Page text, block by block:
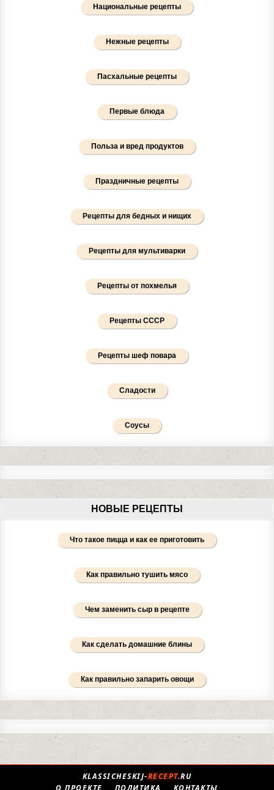
Национальные рецепты
Нежные рецепты
Пасхальные рецепты
Первые блюда
Польза и вред продуктов
Праздничные рецепты
Рецепты для бедных и нищих
Рецепты для мультиварки
Рецепты от похмелья
Рецепты СССР
Рецепты шеф повара
Сладости
Соусы
НОВЫЕ РЕЦЕПТЫ
Что такое пицца и как ее приготовить
Как правильно тушить мясо
Чем заменить сыр в рецепте
Как сделать домашние блины
Как правильно запарить овощи
KLASSICHESKIJ-RECEPT.RU
О ПРОЕКТЕ
ПОЛИТИКА КОНТАКТЫ